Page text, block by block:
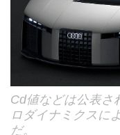
Cd値などは公表さ
ロダイナミクスに
だ。